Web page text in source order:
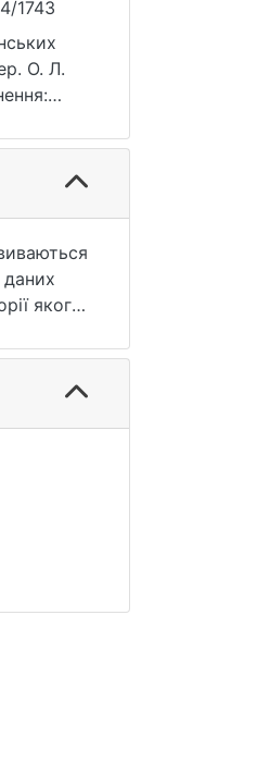
1743
О. Л.
даних
якого
до